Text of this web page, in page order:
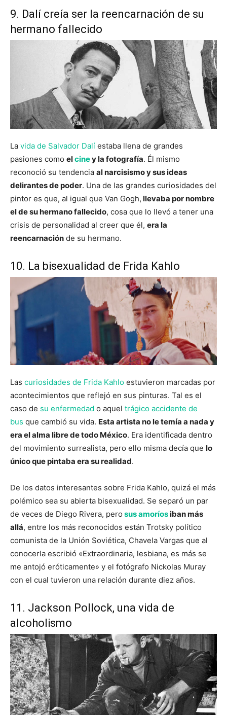
9. Dalí creía ser la reencarnación de su
hermano fallecido
La vida de Salvador Dalí estaba llena de grandes
pasiones como elciney la fotografía. Él mismo
reconoció su tendencia al narcisismo y sus ideas
delirantes de poder. Una de las grandes curiosidades del
pintor es que, al igual que Van Gogh, llevaba por nombre
el de su hermano fallecido, cosa que lo llevó a tener una
crisis de personalidad al creer que él, era la
reencarnación de su hermano.
10. La bisexualidad de Frida Kahlo
Las curiosidades de Frida Kahlo estuvieron marcadas por
acontecimientos que reflejó en sus pinturas. Tal es el
caso de su enfermedad o aquel trágico accidente de
bus que cambió su vida. Esta artista no le temía a nada y
era el alma libre de todo México. Era identificada dentro
del movimiento surrealista, pero ello misma decía que lo
único que pintaba era su realidad.
De los datos interesantes sobre Frida Kahlo, quizá el más
polémico sea su abierta bisexualidad. Se separó un par
de veces de Diego Rivera, pero sus amoríosiban más
allá, entre los más reconocidos están Trotsky político
comunista de la Unión Soviética, Chavela Vargas que al
conocerla escribió «Extraordinaria, lesbiana, es más se
me antojó eróticamente» y el fotógrafo Nickolas Muray
con el cual tuvieron una relación durante diez años.
11. Jackson Pollock, una vida de
alcoholismo